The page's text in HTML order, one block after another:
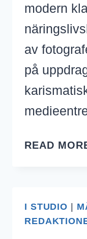
modern
av
på
READ
I STUDIO |